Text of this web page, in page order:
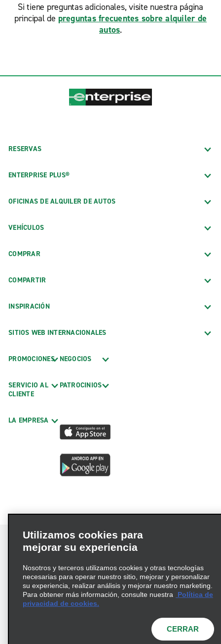
Si tiene preguntas adicionales, visite nuestra página
principal de preguntas frecuentes sobre alquiler de
autos.
RESERVAS
ENTERPRISE PLUS®
OFICINAS DE ALQUILER DE AUTOS
VEHÍCULOS
COMPRAR
COMPARTIR
INSPIRACIÓN
SITIOS WEB INTERNACIONALES
PROMOCIONES
SERVICIO AL
CLIENTE
LA EMPRESA
NEGOCIOS
PATROCINIOS
Términos de uso
Política de privacidad
Política de cookies
Información de Salud del Consumidor
© 2026 Enterprise Holdings, Inc. Todos los derechos
Utilizamos cookies para
mejorar su experiencia
Nosotros y terceros utilizamos cookies y otras tecnologías
necesarias para operar nuestro sitio, mejorar y personalizar
su experiencia, realizar análisis y mejorar nuestro marketing.
Para obtener más información, consulte nuestra
Política de
privacidad de cookies.
CERRAR